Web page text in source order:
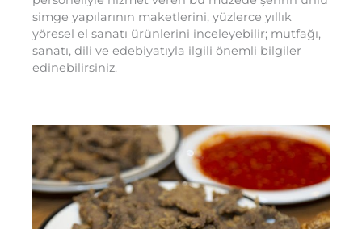
simge yapılarının maketlerini, yüzlerce yıllık
yöresel el sanatı ürünlerini inceleyebilir; mutfağı,
sanatı, dili ve edebiyatıyla ilgili önemli bilgiler
edinebilirsiniz.